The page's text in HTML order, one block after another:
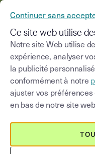
Blog
Choisir une catégorie
Continuer sans
Ce site web utilise
Notre site Web utilise
expérience, analyser
la publicité
conformément à notre
ajuster vos préférences
en bas de notre site